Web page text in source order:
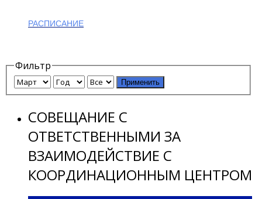
РАСПИСАНИЕ
Фильтр
Применить
СОВЕЩАНИЕ С
ОТВЕТСТВЕННЫМИ ЗА
ВЗАИМОДЕЙСТВИЕ С
КООРДИНАЦИОННЫМ ЦЕНТРОМ